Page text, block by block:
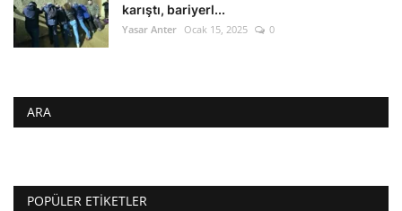
karıştı, bariyerl...
Yasar Anter Ocak 15, 2025 0
ARA
POPÜLER ETIKETLER